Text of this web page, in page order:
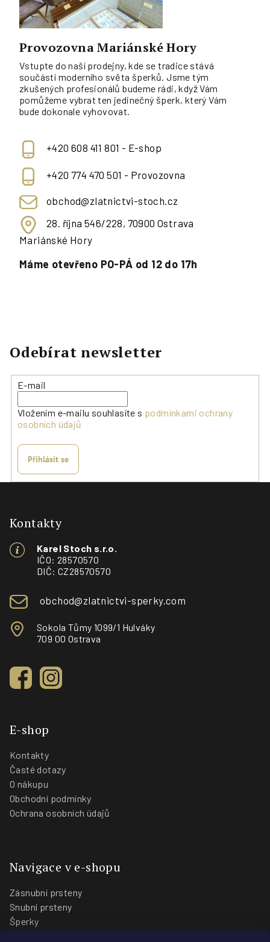
Provozovna Mariánské Hory
Vstupte do naší prodejny, kde se tradice stává
součástí moderního světa šperků. Jsme tým
zkušených profesionálů budeme rádi, když Vám
pomůžeme vybrat ten jedinečný šperk, který Vám
bude dokonale vyhovovat.
+420 608 411 801 - E-shop
+420 774 470 501 - Provozovna
obchod@zlatnictvi-stoch.cz
28. října 546/228, 70900 Ostrava
Mariánské Hory
Máme otevřeno PO-PÁ od 12 do 17h
Odebírat newsletter
E-mail
Vložením e-mailu souhlasíte s podmínkami ochrany
osobních údajů
Přihlásit se
Kontakty
Karel Stoch s.r.o.
IČO: 28570570
DIČ: CZ28570570
obchod@zlatnictvi-sperky.com
Sokola Tůmy 1099/1 Hulváky
709 00 Ostrava
E-shop
Kontakty
Časté dotazy
O nákupu
Obchodní podmínky
Ochrana osobních údajů
Navigace v e-shopu
Zásnubní prsteny
Snubní prsteny
Šperky